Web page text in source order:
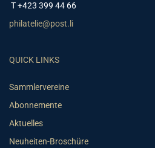
T +423 399 44 66
philatelie@post.li
QUICK LINKS
Sammlervereine
Abonnemente
Aktuelles
Neuheiten-Broschüre